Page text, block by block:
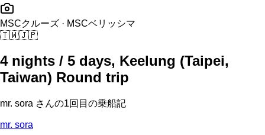
MSCクルーズ · MSCベリッシマ
🇹🇼🇯🇵
4 nights / 5 days, Keelung (Taipei,
Taiwan) Round trip
mr. sora さんの1回目の乗船記
mr. sora